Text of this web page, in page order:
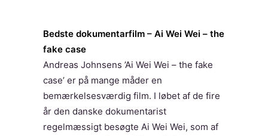
Bedste dokumentarfilm – Ai Wei Wei – the
fake case
Andreas Johnsens ’Ai Wei Wei – the fake
case’ er på mange måder en
bemærkelsesværdig film. I løbet af de fire
år den danske dokumentarist
regelmæssigt besøgte Ai Wei Wei, som af